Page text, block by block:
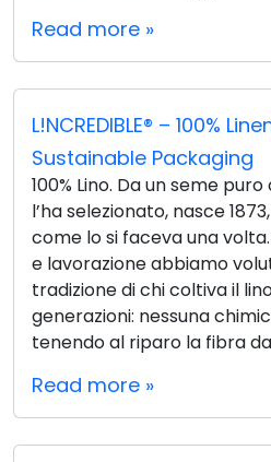
Read more »
L!NCREDIBLE® – 100%
Sustainable Packaging
100% Lino. Da un seme
l’ha selezionato, nasce
come lo si faceva una
e lavorazione abbiamo
tradizione di chi coltiva il
generazioni: nessuna
tenendo al riparo la fibra
Read more »